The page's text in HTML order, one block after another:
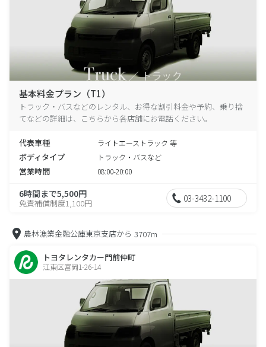
基本料金プラン（T1）
トラック・バスなどのレンタル、お得な割引料金や予約、乗り捨
てなどの詳細は、こちらから各店舗にお電話ください。
代表車種 ライトエーストラック 等
ボディタイプ トラック・バスなど
営業時間 08:00-20:00
6時間まで5,500円
免責補償制度1,100円 03-3432-1100
農林漁業金融公庫東京支店から 3707m
トヨタレンタカー門前仲町
江東区富岡1-26-14